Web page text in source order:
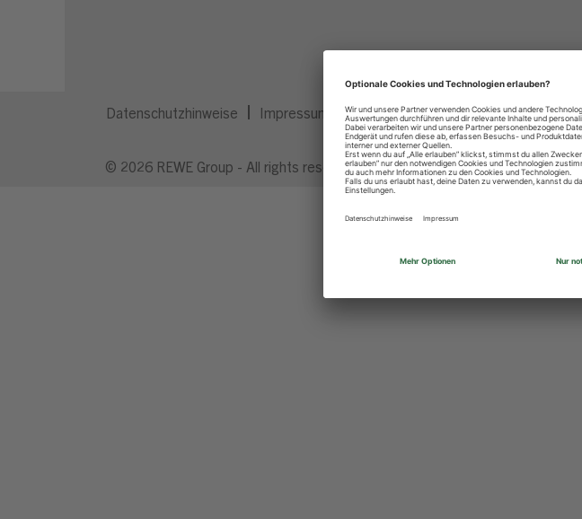
Datenschutzhinweise Impressum Privatsphäre-Einstellungen
© 2026 REWE Group - All rights reserved